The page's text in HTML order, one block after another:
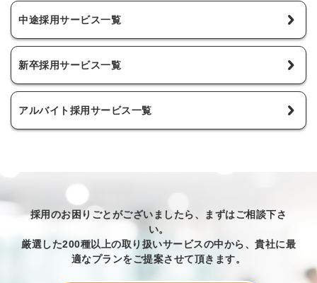
中途採用サービス一覧
新卒採用サービス一覧
アルバイト採用サービス一覧
採用のお困りごとがございましたら、まずはご相談下さ
い。
厳選した200種以上の取り扱いサービスの中から、貴社に最
適なプランをご提案させて頂きます。